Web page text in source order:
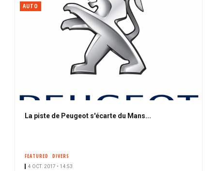
AUTO
La piste de Peugeot s'écarte du Mans...
FEATURED DIVERS
4 OCT. 2017 • 14:53